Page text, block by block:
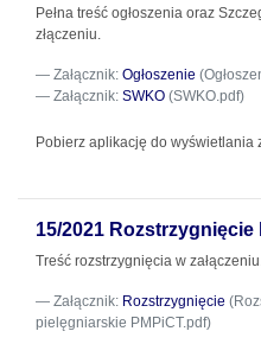
Pełna treść ogłoszenia oraz
złączeniu.
Załącznik: Ogłoszenie
Załącznik: SWKO (SWKO.pdf)
Pobierz aplikację do wyświetlania
15/2021
Treść rozstrzygnięcia w
Załącznik: Rozstrzygnięcie
pielęgniarskie PMPiCT.pdf)